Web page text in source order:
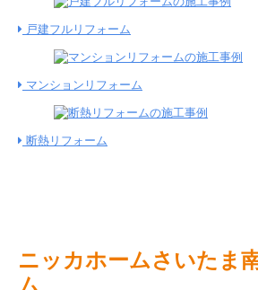
戸建フルリフォーム
マンションリフォーム
断熱リフォーム
ニッカホームさいたま